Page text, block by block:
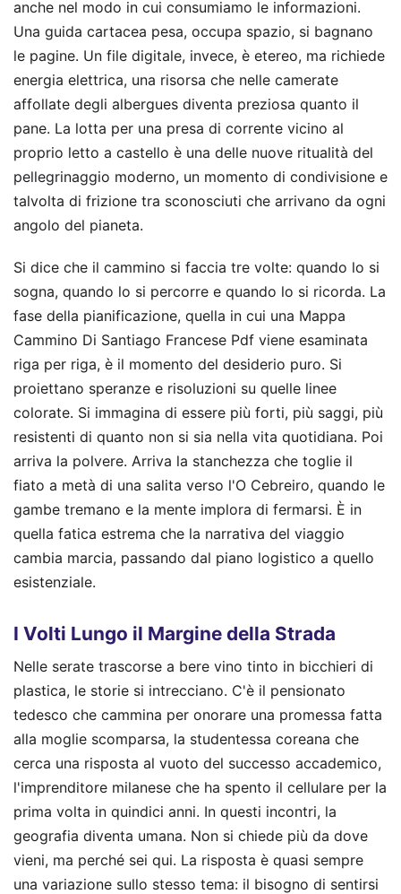
anche nel modo in cui consumiamo le informazioni.
Una guida cartacea pesa, occupa spazio, si bagnano
le pagine. Un file digitale, invece, è etereo, ma richiede
energia elettrica, una risorsa che nelle camerate
affollate degli albergues diventa preziosa quanto il
pane. La lotta per una presa di corrente vicino al
proprio letto a castello è una delle nuove ritualità del
pellegrinaggio moderno, un momento di condivisione e
talvolta di frizione tra sconosciuti che arrivano da ogni
angolo del pianeta.
Si dice che il cammino si faccia tre volte: quando lo si
sogna, quando lo si percorre e quando lo si ricorda. La
fase della pianificazione, quella in cui una Mappa
Cammino Di Santiago Francese Pdf viene esaminata
riga per riga, è il momento del desiderio puro. Si
proiettano speranze e risoluzioni su quelle linee
colorate. Si immagina di essere più forti, più saggi, più
resistenti di quanto non si sia nella vita quotidiana. Poi
arriva la polvere. Arriva la stanchezza che toglie il
fiato a metà di una salita verso l'O Cebreiro, quando le
gambe tremano e la mente implora di fermarsi. È in
quella fatica estrema che la narrativa del viaggio
cambia marcia, passando dal piano logistico a quello
esistenziale.
I Volti Lungo il Margine della Strada
Nelle serate trascorse a bere vino tinto in bicchieri di
plastica, le storie si intrecciano. C'è il pensionato
tedesco che cammina per onorare una promessa fatta
alla moglie scomparsa, la studentessa coreana che
cerca una risposta al vuoto del successo accademico,
l'imprenditore milanese che ha spento il cellulare per la
prima volta in quindici anni. In questi incontri, la
geografia diventa umana. Non si chiede più da dove
vieni, ma perché sei qui. La risposta è quasi sempre
una variazione sullo stesso tema: il bisogno di sentirsi